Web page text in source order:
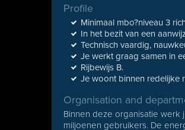
Profile
Minimaal mbo?niveau 3
In het bezit van een
Technisch vaardig,
Je werkt graag samen in
Rijbewijs B.
Je woont binnen redelijke
Organisation and
Binnen deze organisatie
miljoenen gebruikers. De